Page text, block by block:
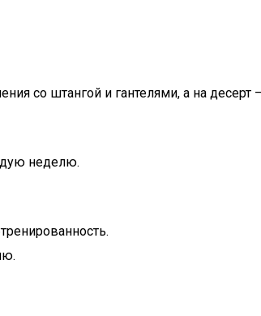
со штангой и гантелями, а на
неделю.